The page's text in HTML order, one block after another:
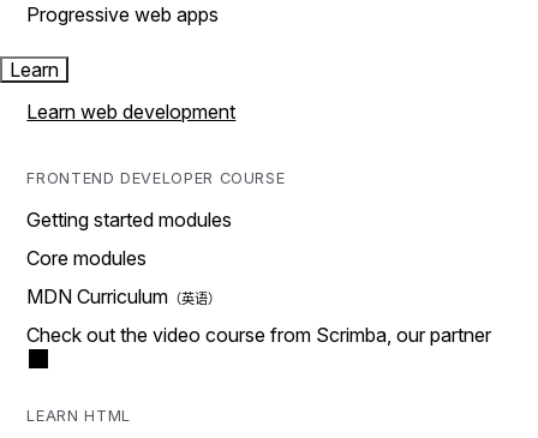
Progressive web apps
Learn
Learn web development
FRONTEND DEVELOPER COURSE
Getting started modules
Core modules
MDN Curriculum
Check out the video course from Scrimba, our partner
LEARN HTML